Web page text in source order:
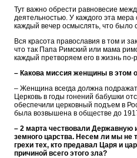
Тут важно обрести равновесие
деятельностью. У каждого эта
каждый вечер осмыслять, что было
Вся красота православия в том и
что так Папа Римский или мама
каждый претворяем его в жизнь по-
– Какова миссия женщины в этом
– Женщина всегда должна
Церковь в годы гонений бабушки
обеспечили церковный подъем в
была возвышена в обществе до
– 2 марта чествовали Державную
земного царства. Несем ли мы не
грехи тех, кто предавал Царя и
причиной всего этого зла?